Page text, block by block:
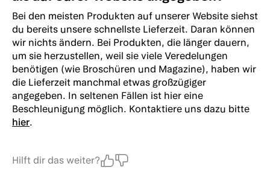
Bei den meisten Produkten auf unserer Website siehst
du bereits unsere schnellste Lieferzeit. Daran können
wir nichts ändern. Bei Produkten, die länger dauern,
um sie herzustellen, weil sie viele Veredelungen
benötigen (wie Broschüren und Magazine), haben wir
die Lieferzeit manchmal etwas großzügiger
angegeben. In seltenen Fällen ist hier eine
Beschleunigung möglich. Kontaktiere uns dazu bitte
hier.
Hilft dir das weiter?